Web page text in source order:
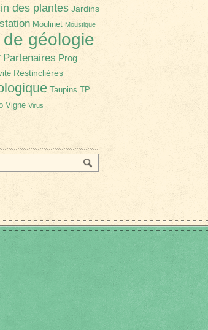
des plantes Jardins
Moulinet Moustique
de géologie
Partenaires Prog
Restinclières
Taupins TP
Vigne Virus